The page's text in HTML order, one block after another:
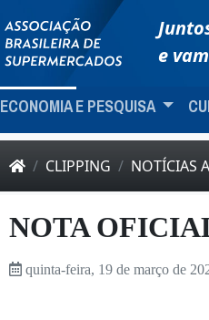
e
ECONOMIA E PESQUISA
CLIPPING NOTÍCIAS
NOTA
quinta-feira, 19 de março de